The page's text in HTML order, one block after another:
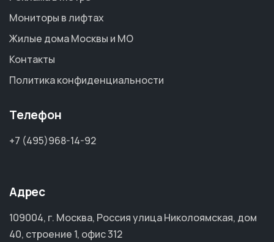
Мониторы в лифтах
Жилые дома Москвы и МО
Контакты
Политика конфиденциальности
Телефон
+7 (495)968-14-92
Адрес
109004, г. Москва, Россия улица Николоямская, дом
40, строение 1, офис 312